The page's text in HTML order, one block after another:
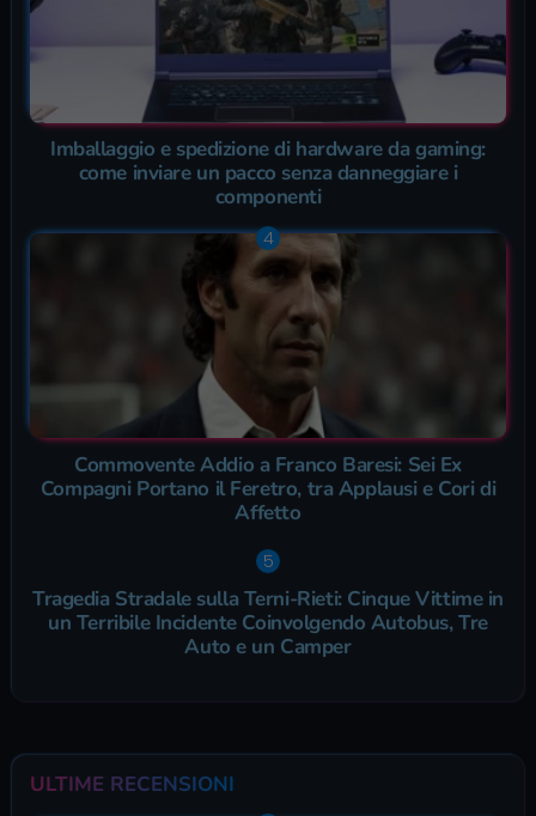
Imballaggio e spedizione di hardware da gaming:
come inviare un pacco senza danneggiare i
componenti
Commovente Addio a Franco Baresi: Sei Ex
Compagni Portano il Feretro, tra Applausi e Cori di
Affetto
Tragedia Stradale sulla Terni-Rieti: Cinque Vittime in
un Terribile Incidente Coinvolgendo Autobus, Tre
Auto e un Camper
ULTIME RECENSIONI